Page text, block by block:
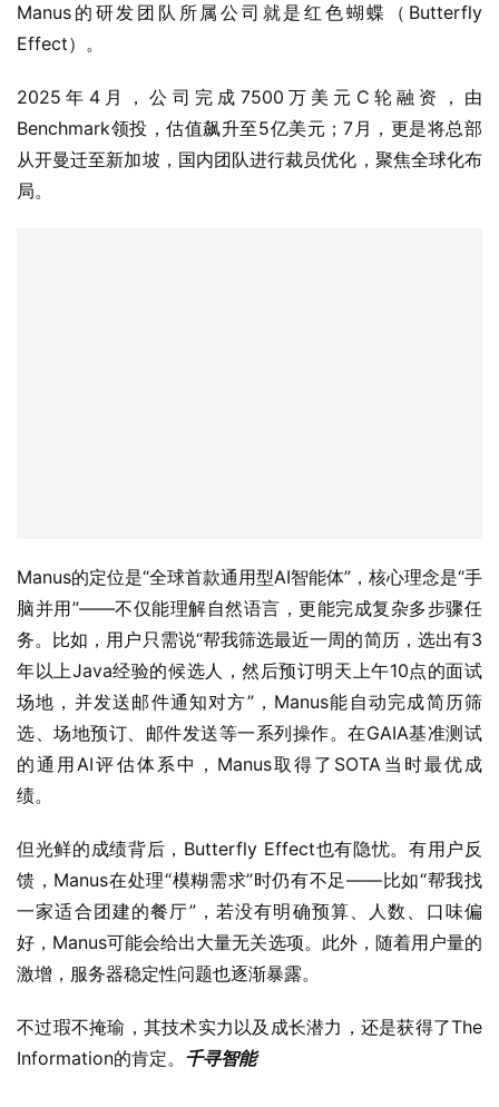
Manus的研发团队所属公司就是红色蝴蝶（Butterfly
Effect）。
2025年4月，公司完成7500万美元C轮融资，由
Benchmark领投，估值飙升至5亿美元；7月，更是将总部
从开曼迁至新加坡，国内团队进行裁员优化，聚焦全球化布
局。
Manus的定位是“全球首款通用型AI智能体”，核心理念是“手
脑并用”——不仅能理解自然语言，更能完成复杂多步骤任
务。比如，用户只需说“帮我筛选最近一周的简历，选出有3
年以上Java经验的候选人，然后预订明天上午10点的面试
场地，并发送邮件通知对方”，Manus能自动完成简历筛
选、场地预订、邮件发送等一系列操作。在GAIA基准测试
的通用AI评估体系中，Manus取得了SOTA当时最优成
绩。
但光鲜的成绩背后，Butterfly Effect也有隐忧。有用户反
馈，Manus在处理“模糊需求”时仍有不足——比如“帮我找
一家适合团建的餐厅”，若没有明确预算、人数、口味偏
好，Manus可能会给出大量无关选项。此外，随着用户量的
激增，服务器稳定性问题也逐渐暴露。
不过瑕不掩瑜，其技术实力以及成长潜力，还是获得了The
Information的肯定。 千寻智能